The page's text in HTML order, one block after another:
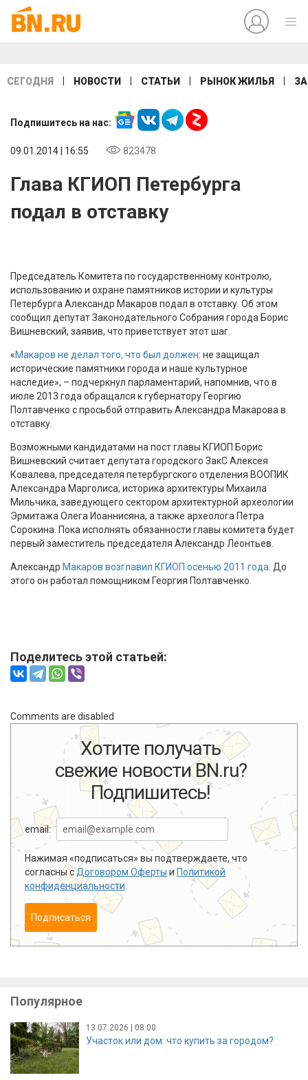
СЕГОДНЯ НОВОСТИ СТАТЬИ РЫНОК ЖИЛЬЯ
Подпишитесь на нас:
09.01.2014 | 16:55 823478
Глава КГИОП Петербурга
подал в отставку
Председатель Комитета по государственному контролю,
использованию и охране памятников истории и культуры
Петербурга Александр Макаров подал в отставку. Об этом
сообщил депутат Законодательного Собрания города Борис
Вишневский, заявив, что приветствует этот шаг.
«Макаров не делал того, что был должен: не защищал
исторические памятники города и наше культурное
наследие», – подчеркнул парламентарий, напомнив, что в
июле 2013 года обращался к губернатору Георгию
Полтавченко с просьбой отправить Александра Макарова в
отставку.
Возможными кандидатами на пост главы КГИОП Борис
Вишневский считает депутата городского ЗакС Алексея
Ковалева, председателя петербургского отделения ВООПИК
Александра Марголиса, историка архитектуры Михаила
Мильчика, заведующего сектором архитектурной археологии
Эрмитажа Олега Иоаннисяна, а также археолога Петра
Сорокина. Пока исполнять обязанности главы комитета будет
первый заместитель председателя Александр Леонтьев.
Александр Макаров возглавил КГИОП осенью 2011 года . До
этого он работал помощником Георгия Полтавченко.
Поделитесь этой статьей:
Comments are disabled
Хотите получать
свежие новости BN.ru?
Подпишитесь!
email:
Нажимая «подписаться» вы подтверждаете, что
согласны сДоговором Оферты и Политикой
конфиденциальности
Подписаться
Популярное
13.07.2026 | 08:00
Участок или дом: что купить за городом?